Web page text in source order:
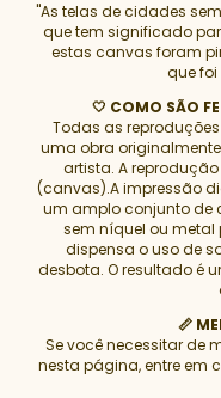
"As telas de cidades
que tem significado
estas canvas foram
que foi
🤍 COMO SÃO
Todas as
uma obra
artista. A
(canvas).A impressão
um amplo conjunto de
sem níquel ou metal
dispensa o uso de
desbota. O resultado é
📏
Se você necessitar de
nesta página, entre em